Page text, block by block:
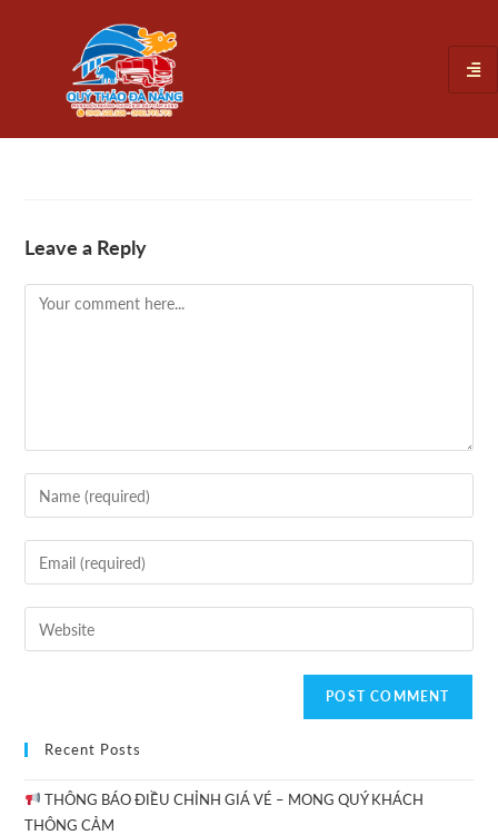
Leave a Reply
Recent Posts
THÔNG BÁO ĐIỀU CHỈNH GIÁ VÉ – MONG QUÝ KHÁCH
THÔNG CẢM